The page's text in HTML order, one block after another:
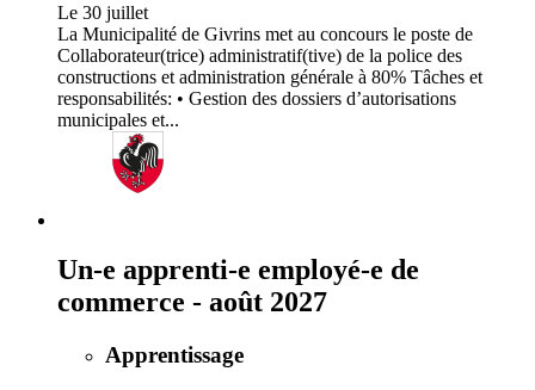
Le 30 juillet
La Municipalité de Givrins met au concours le poste de
Collaborateur(trice) administratif(tive) de la police des
constructions et administration générale à 80% Tâches et
responsabilités: • Gestion des dossiers d’autorisations
municipales et...
Un-e apprenti-e employé-e de
commerce - août 2027
Apprentissage